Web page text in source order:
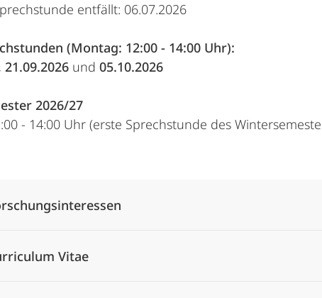
entfällt: 06.07.2026
(Montag: 12:00 - 14:00 Uhr):
21.09.2026 und 05.10.2026
2026/27
- 14:00 Uhr (erste Sprechstunde des
Vitae